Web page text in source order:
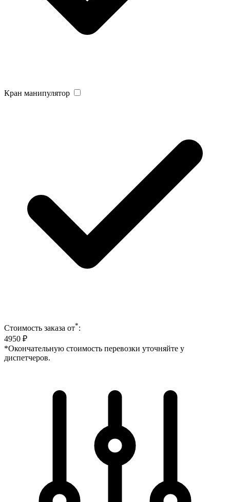
Кран манипулятор
Стоимость заказа от*:
4950 ₽
*Окончательную стоимость перевозки уточняйте у
диспетчеров.